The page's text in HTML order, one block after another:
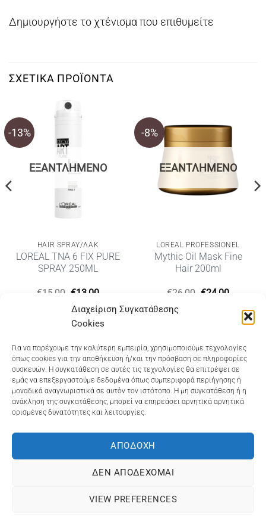
Διαχείριση Συγκατάθεσης
Cookies
Για να παρέχουμε την καλύτερη εμπειρία, χρησιμοποιούμε τεχνολογίες
όπως cookies για την αποθήκευση ή/και την πρόσβαση σε πληροφορίες
συσκευών. Η συγκατάθεση σε αυτές τις τεχνολογίες θα επιτρέψει σε
εμάς να επεξεργαστούμε δεδομένα όπως συμπεριφορά περιήγησης ή
μοναδικά αναγνωριστικά σε αυτόν τον ιστότοπο. Η μη συγκατάθεση ή η
ανάκληση της συγκατάθεσης, μπορεί να επηρεάσει αρνητικά αρνητικά
ορισμένες δυνατότητες και λειτουργίες.
ΑΠΟΔΟΧΉ
ΔΕΝ ΑΠΟΔΈΧΟΜΑΙ
VIEW PREFERENCES
Δημιουργήστε το χτένισμα που επιθυμείτε
ΣΧΕΤΙΚΆ ΠΡΟΪΌΝΤΑ
-13%
ΕΞΑΝΤΛΗΜΈΝΟ
HAIR SPRAY/ΛΑΚ
LOREAL TNA 6 FIX PURE
SPRAY 250ML
€15,00 Original
was:
€15,00.
€13,00Η
τιμή
είναι:
€13,00.
-8%
ΕΞΑΝΤΛΗΜΈΝΟ
LOREAL PROFESSIONEL
Mythic Oil Mask Fine
Hair 200ml
€26,00 Original
€24,00Η
τιμή
είναι:
€24,00.
Dioni Hair Care, Ζυμβρακάκηδων 33, τηλ 28210
91906
Dioni Hair Spa, Κ. Σφακιανάκη 5, τηλ 28210 94712
Visa MasterCard
Cash
On
Delivery
Bank
Google
ΤΡΟΠΟΙ ΠΛΗΡΩΜΗΣ
ΠΟΛΙΤΙΚΉ ΕΠΙΣΤΡΟΦΏΝ
ΠΟΛΙΤΙΚΉ ΑΠΟΡΡΉΤΟΥ – COOKIES (ΕΕ)
. Powered byOCS eShop Development